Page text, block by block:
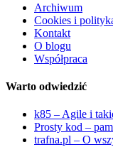
Archiwum
Cookies i
Kontakt
O blogu
Współpraca
Warto odwiedzić
k85 – Agile i
Prosty kod –
trafna.pl – O